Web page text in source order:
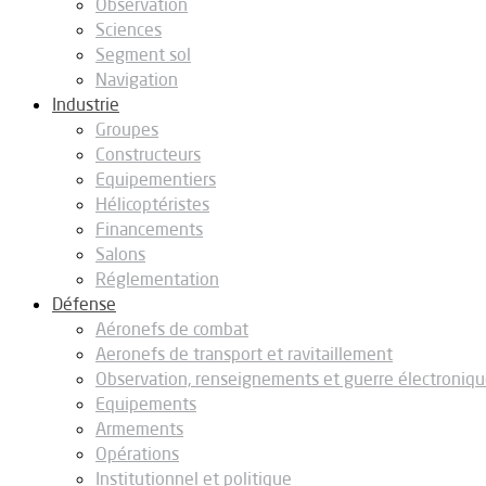
Observation
Sciences
Segment sol
Navigation
Industrie
Groupes
Constructeurs
Equipementiers
Hélicoptéristes
Financements
Salons
Réglementation
Défense
Aéronefs de combat
Aeronefs de transport et ravitaillement
Observation, renseignements et guerre
Equipements
Armements
Opérations
Institutionnel et politique